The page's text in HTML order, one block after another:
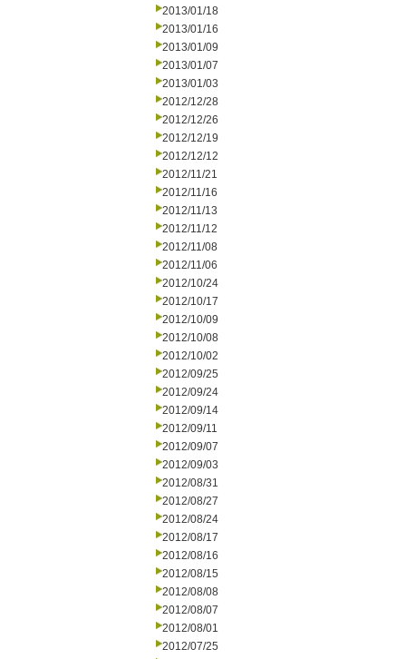
2013/01/18
2013/01/16
2013/01/09
2013/01/07
2013/01/03
2012/12/28
2012/12/26
2012/12/19
2012/12/12
2012/11/21
2012/11/16
2012/11/13
2012/11/12
2012/11/08
2012/11/06
2012/10/24
2012/10/17
2012/10/09
2012/10/08
2012/10/02
2012/09/25
2012/09/24
2012/09/14
2012/09/11
2012/09/07
2012/09/03
2012/08/31
2012/08/27
2012/08/24
2012/08/17
2012/08/16
2012/08/15
2012/08/08
2012/08/07
2012/08/01
2012/07/25